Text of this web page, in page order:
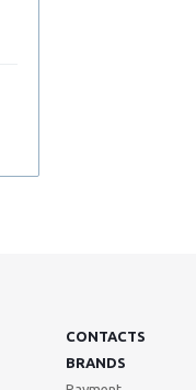
CONTACTS
BRANDS